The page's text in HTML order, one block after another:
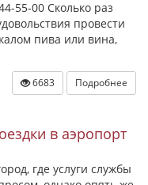
55-00 Сколько раз
провести
пива или вина,
6683 Подробнее
в аэропорт
где услуги службы